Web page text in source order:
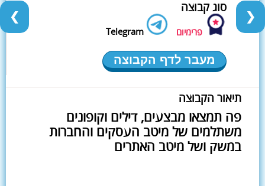
סוג קבוצה
פרימיום Telegram
מעבר לדף הקבוצה
תיאור הקבוצה
פה תמצאו מבצעים, דילים וקופונים
משתלמים של מיטב העסקים והחברות
במשק ושל מיטב האתרים
❮ ❯